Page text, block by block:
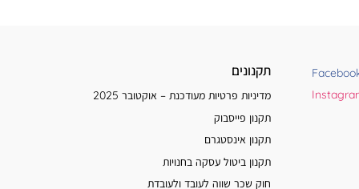
תקנונים
מדיניות פרטיות מעודכנת – אוקטובר 2025
תקנון פייסבוק
תקנון אינסטגרם
תקנון ביטול עסקה בחנויות
חוק שכר שווה לעובד ולעובדת